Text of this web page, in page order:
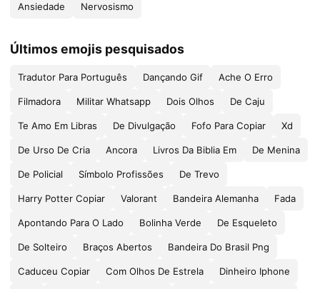
Ansiedade Nervosismo
Últimos emojis pesquisados
Tradutor Para Português Dançando Gif Ache O Erro
Filmadora Militar Whatsapp Dois Olhos De Caju
Te Amo Em Libras De Divulgação Fofo Para Copiar Xd
De Urso De Cria Ancora Livros Da Biblia Em De Menina
De Policial Símbolo Profissões De Trevo
Harry Potter Copiar Valorant Bandeira Alemanha Fada
Apontando Para O Lado Bolinha Verde De Esqueleto
De Solteiro Braços Abertos Bandeira Do Brasil Png
Caduceu Copiar Com Olhos De Estrela Dinheiro Iphone